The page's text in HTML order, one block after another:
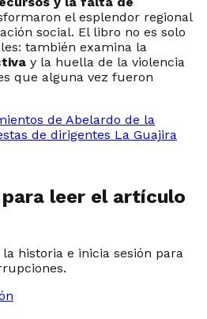
el esplendor regional
social. El libro no es solo
también examina la
y la huella de la violencia
que alguna vez fueron
de Abelardo de la
de dirigentes La Guajira
leer el artículo
historia e inicia sesión para